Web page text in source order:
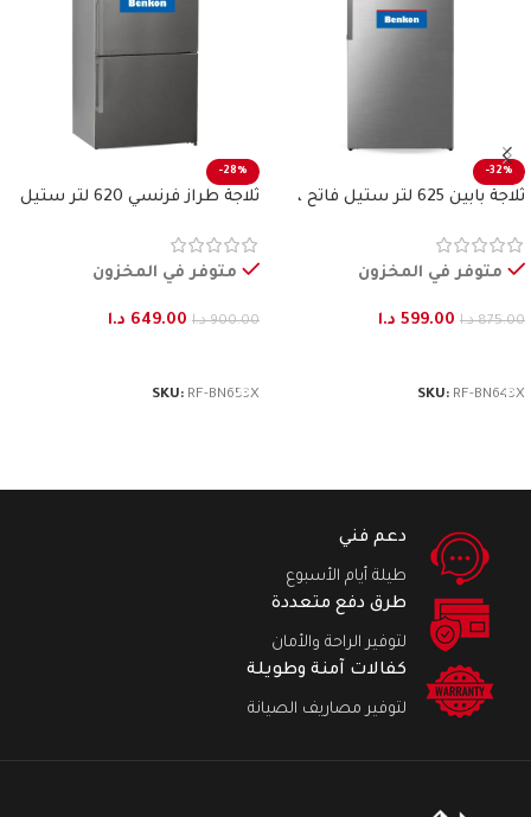
-32%
ثلاجة بابين 625 لتر ستيل فاتح ،
متوفر في المخزون
875.00 د.ا 599.00 د.ا
SKU: RF-BN643X
-28%
ثلاجة طراز فرنسي 620 لتر ستيل
متوفر في المخزون
900.00 د.ا 649.00 د.ا
SKU: RF-BN653X
دعم فني
طيلة أيام الأسبوع
طرق دفع متعددة
لتوفير الراحة والأمان
كفالات آمنة وطويلة
لتوفير مصاريف الصيانة